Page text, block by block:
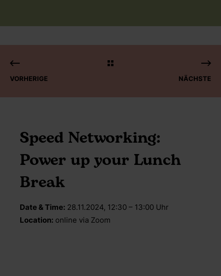
VORHERIGE NÄCHSTE
Speed Networking:
Power up your Lunch
Break
Date & Time: 28.11.2024, 12:30 – 13:00 Uhr
Location: online via Zoom